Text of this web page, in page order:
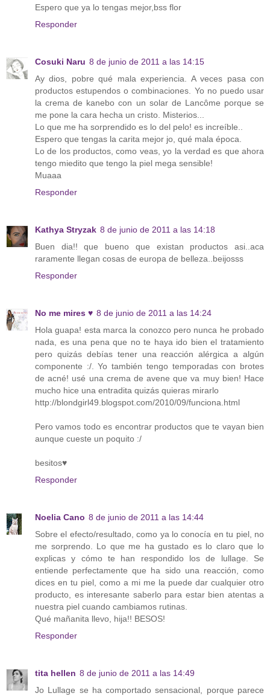
Espero que ya lo tengas mejor,bss flor
Responder
Cosuki Naru 8 de junio de 2011 a las 14:15
Ay dios, pobre qué mala experiencia. A veces pasa con
productos estupendos o combinaciones. Yo no puedo usar
la crema de kanebo con un solar de Lancôme porque se
me pone la cara hecha un cristo. Misterios...
Lo que me ha sorprendido es lo del pelo! es increíble..
Espero que tengas la carita mejor jo, qué mala época.
Lo de los productos, como veas, yo la verdad es que ahora
tengo miedito que tengo la piel mega sensible!
Muaaa
Responder
Kathya Stryzak 8 de junio de 2011 a las 14:18
Buen dia!! que bueno que existan productos asi..aca
raramente llegan cosas de europa de belleza..beijosss
Responder
No me mires ♥ 8 de junio de 2011 a las 14:24
Hola guapa! esta marca la conozco pero nunca he probado
nada, es una pena que no te haya ido bien el tratamiento
pero quizás debías tener una reacción alérgica a algún
componente :/. Yo también tengo temporadas con brotes
de acné! usé una crema de avene que va muy bien! Hace
mucho hice una entradita quizás quieras mirarlo
http://blondgirl49.blogspot.com/2010/09/funciona.html
Pero vamos todo es encontrar productos que te vayan bien
aunque cueste un poquito :/
besitos♥
Responder
Noelia Cano 8 de junio de 2011 a las 14:44
Sobre el efecto/resultado, como ya lo conocía en tu piel, no
me sorprendo. Lo que me ha gustado es lo claro que lo
explicas y cómo te han respondido los de lullage. Se
entiende perfectamente que ha sido una reacción, como
dices en tu piel, como a mi me la puede dar cualquier otro
producto, es interesante saberlo para estar bien atentas a
nuestra piel cuando cambiamos rutinas.
Qué mañanita llevo, hija!! BESOS!
Responder
tita hellen 8 de junio de 2011 a las 14:49
Jo Lullage se ha comportado sensacional, porque parece